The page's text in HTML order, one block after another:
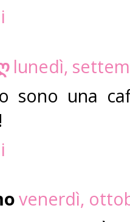
lunedì,
sono una
venerdì,